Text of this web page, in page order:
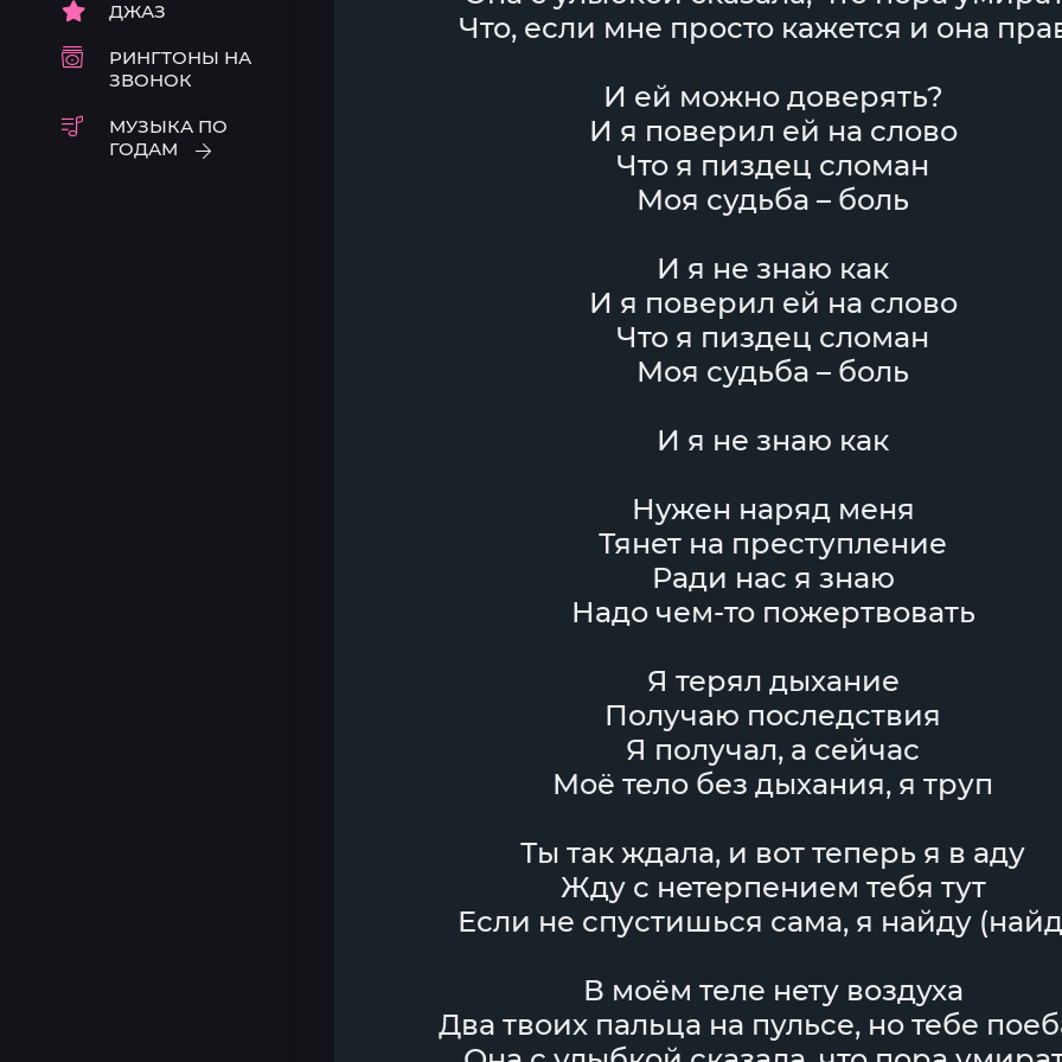
ДЖАЗ
РИНГТОНЫ НА
ЗВОНОК
МУЗЫКА ПО
ГОДАМ
Что, если мне просто кажется и она
И ей можно доверять?
И я поверил ей на слово
Что я пиздец сломан
Моя судьба – боль
И я не знаю как
И я поверил ей на слово
Что я пиздец сломан
Моя судьба – боль
И я не знаю как
Нужен наряд меня
Тянет на преступление
Ради нас я знаю
Надо чем-то пожертвовать
Я терял дыхание
Получаю последствия
Я получал, а сейчас
Моё тело без дыхания, я труп
Ты так ждала, и вот теперь я в аду
Жду с нетерпением тебя тут
Если не спустишься сама, я найду
В моём теле нету воздуха
Два твоих пальца на пульсе, но тебе